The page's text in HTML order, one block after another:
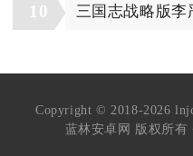
10 三国志战略版李
Copyright © 2018-2026
蓝林安卓网 版权所有